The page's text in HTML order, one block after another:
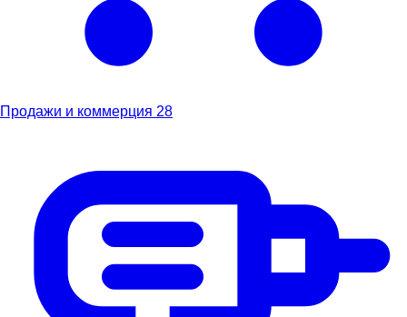
Продажи и коммерция 28